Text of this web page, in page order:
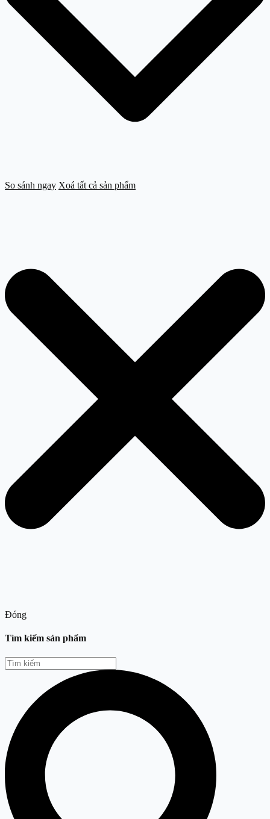
So sánh ngay Xoá tất cả sản phẩm
Đóng
Tìm kiếm sản phẩm